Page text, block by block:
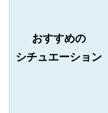
おすすめの
シチュエーション